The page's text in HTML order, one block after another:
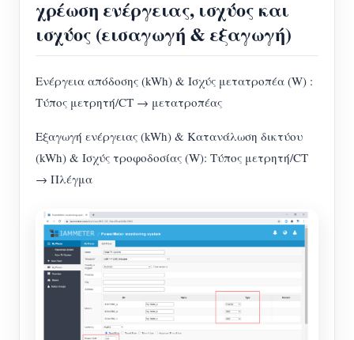
χρέωση ενέργειας, ισχύος και
ισχύος (εισαγωγή & εξαγωγή)
Ενέργεια απόδοσης (kWh) & Ισχύς μετατροπέα (W) :
Τύπος μετρητή/CT → μετατροπέας
Εξαγωγή ενέργειας (kWh) & Κατανάλωση δικτύου
(kWh) & Ισχύς τροφοδοσίας (W): Τύπος μετρητή/CT
→ Πλέγμα